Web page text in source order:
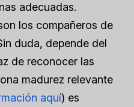
adecuadas.
los compañeros de
duda, depende del
de reconocer las
madurez relevante
aquí) es